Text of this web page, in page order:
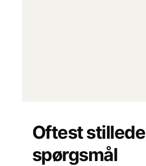
Oftest stillede
spørgsmål